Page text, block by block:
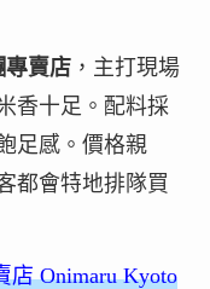
專賣店，主打現場
香十足。配料採
足感。價格親
都會特地排隊買
Onimaru Kyoto